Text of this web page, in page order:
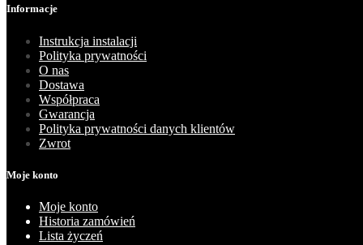
Informacje
Instrukcja instalacji
Polityka prywatności
O nas
Dostawa
Współpraca
Gwarancja
Polityka prywatności danych klientów
Zwrot
Moje konto
Moje konto
Historia zamówień
Lista życzeń